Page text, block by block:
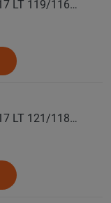
COMFORSER Автошина 245/70 R17 LT 119/116S CF1100 10PR RWL лето
COMFORSER Автошина 245/75 R17 LT 121/118S CF1100 10PR RWL лето